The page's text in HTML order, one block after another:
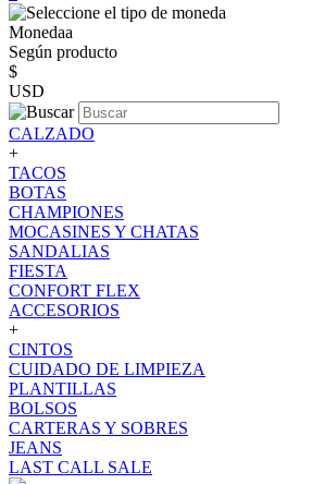
Monedaa
Según producto
$
USD
CALZADO
+
TACOS
BOTAS
CHAMPIONES
MOCASINES Y CHATAS
SANDALIAS
FIESTA
CONFORT FLEX
ACCESORIOS
+
CINTOS
CUIDADO DE LIMPIEZA
PLANTILLAS
BOLSOS
CARTERAS Y SOBRES
JEANS
LAST CALL SALE